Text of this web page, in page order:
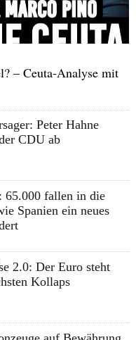
– Ceuta-Analyse mit
Peter Hahne
CDU ab
65.000 fallen in die
Spanien ein neues
2.0: Der Euro steht
Kollaps